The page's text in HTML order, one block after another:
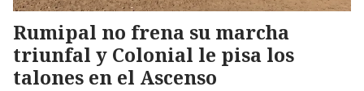
Rumipal no frena su marcha
triunfal y Colonial le pisa los
talones en el Ascenso